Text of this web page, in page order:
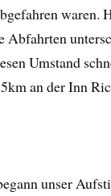
waren.
Abfahrten
Umstand
an der Inn
unser